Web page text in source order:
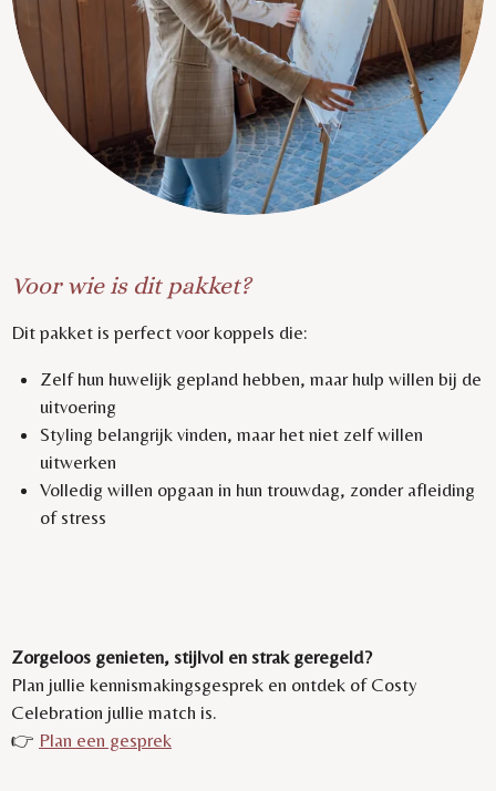
Voor wie is dit pakket?
Dit pakket is perfect voor koppels die:
Zelf hun huwelijk gepland hebben, maar hulp willen bij de
uitvoering
Styling belangrijk vinden, maar het niet zelf willen
uitwerken
Volledig willen opgaan in hun trouwdag, zonder afleiding
of stress
Zorgeloos genieten, stijlvol en strak geregeld?
Plan jullie kennismakingsgesprek en ontdek of Costy
Celebration jullie match is.
👉 Plan een gesprek